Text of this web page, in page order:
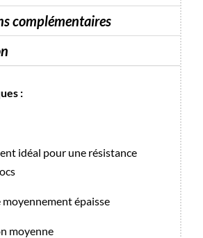
complémentaires
:
idéal pour une résistance
épaisse
moyenne